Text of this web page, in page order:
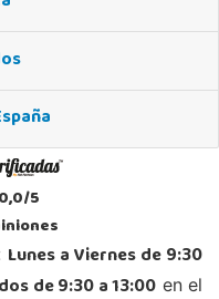
Vegas
0,0/5
Lunes a Viernes de 9:30
de 9:30 a 13:00 en el